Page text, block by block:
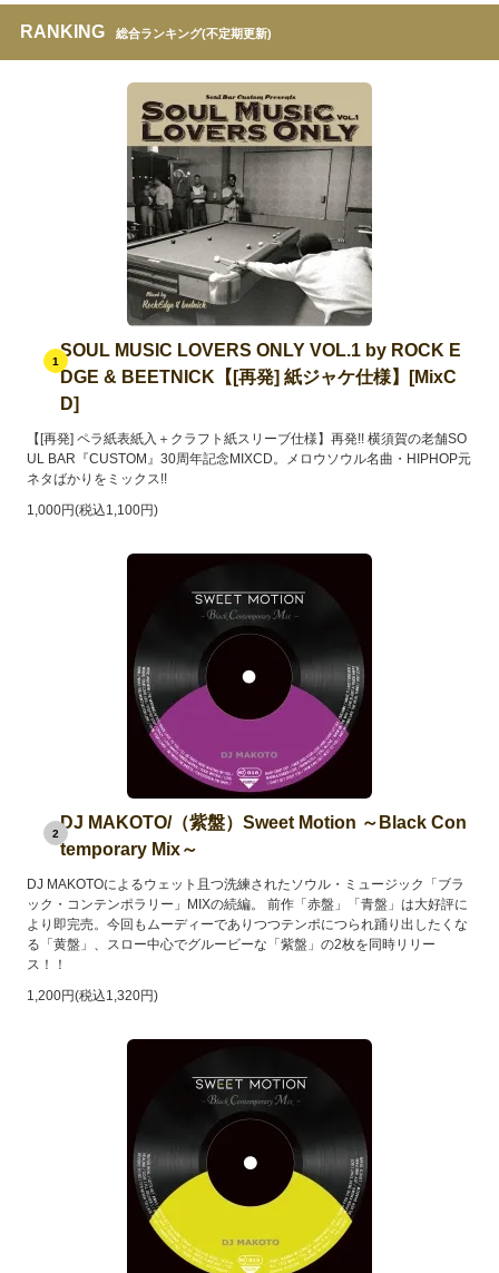
RANKING 総合ランキング(不定期更新)
1
SOUL MUSIC LOVERS ONLY VOL.1 by ROCK E
DGE & BEETNICK【[再発] 紙ジャケ仕様】[MixC
D]
【[再発] ペラ紙表紙入＋クラフト紙スリーブ仕様】再発!! 横須賀の老舗SO
UL BAR『CUSTOM』30周年記念MIXCD。メロウソウル名曲・HIPHOP元
ネタばかりをミックス!!
1,000円(税込1,100円)
2
DJ MAKOTO/（紫盤）Sweet Motion ～Black Con
temporary Mix～
DJ MAKOTOによるウェット且つ洗練されたソウル・ミュージック「ブラ
ック・コンテンポラリー」MIXの続編。 前作「赤盤」「青盤」は大好評に
より即完売。今回もムーディーでありつつテンポにつられ踊り出したくな
る「黄盤」、スロー中心でグルービーな「紫盤」の2枚を同時リリー
ス！！
1,200円(税込1,320円)